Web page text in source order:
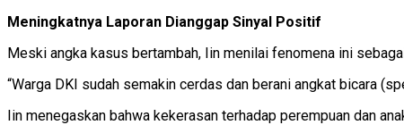
Meningkatnya Laporan Dianggap Sinyal Positif
Meski angka kasus bertambah, Iin menilai fenomena ini
“Warga DKI sudah semakin cerdas dan berani angkat bicara
Iin menegaskan bahwa kekerasan terhadap perempuan dan